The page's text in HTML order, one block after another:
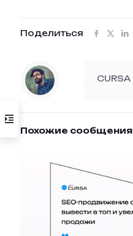
Поделиться
CURSA
Похожие сообщения